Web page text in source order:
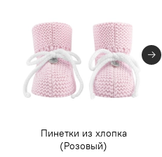
Пинетки из хлопка
(Розовый)